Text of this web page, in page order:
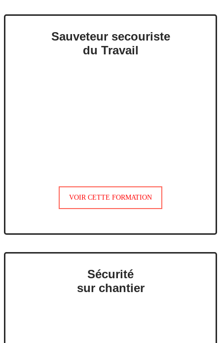
Sauveteur secouriste
du Travail
VOIR CETTE FORMATION
Sécurité
sur chantier